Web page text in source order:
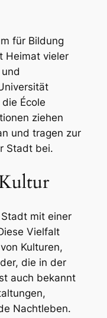
für Bildung
Heimat vieler
École
ziehen
und tragen zur
Stadt bei.
mit einer
Vielfalt
Kulturen,
die in der
auch bekannt
Nachtleben.